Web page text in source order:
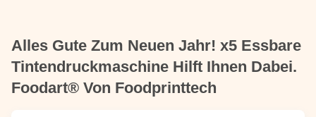
Alles Gute Zum Neuen Jahr! x5 Essbare
Tintendruckmaschine Hilft Ihnen Dabei.
Foodart® Von Foodprinttech